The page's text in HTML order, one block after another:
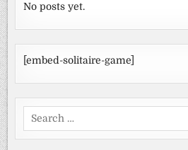
No posts yet.
[embed-solitaire-game]
Search
for: